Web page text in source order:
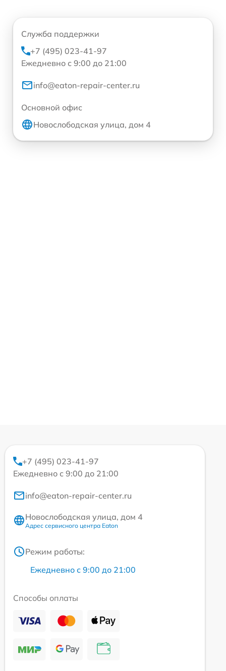
Служба поддержки
+7 (495) 023-41-97
Ежедневно с 9:00 до 21:00
info@eaton-repair-center.ru
Основной офис
Новослободская улица, дом 4
+7 (495) 023-41-97
Ежедневно с 9:00 до 21:00
info@eaton-repair-center.ru
Новослободская улица, дом 4
Адрес сервисного центра Eaton
Режим работы:
Ежедневно с 9:00 до 21:00
Способы оплаты